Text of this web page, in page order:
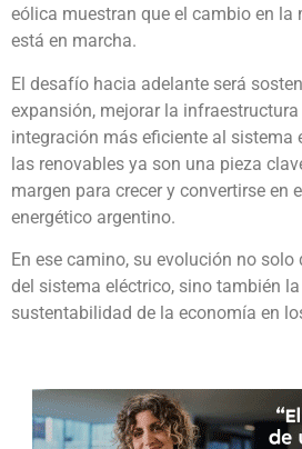
eólica muestran que el cambio en la
está en marcha.
El desafío hacia adelante será
expansión, mejorar la
integración más eficiente al sistema
las renovables ya son una pieza
margen para crecer y convertirse en
energético argentino.
En ese camino, su evolución no
del sistema eléctrico, sino también
sustentabilidad de la economía en